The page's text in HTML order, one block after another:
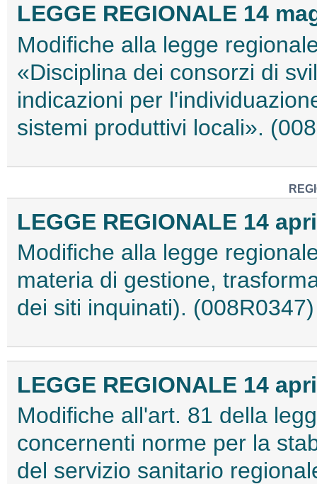
LEGGE REGIONALE 14
Modifiche alla legge
«Disciplina dei consorzi di
indicazioni per
sistemi produttivi locali».
LEGGE REGIONALE 14
Modifiche alla legge
materia di gestione,
dei siti inquinati). (008R0347)
LEGGE REGIONALE 14
Modifiche all'art. 81 della
concernenti norme per la
del servizio sanitario